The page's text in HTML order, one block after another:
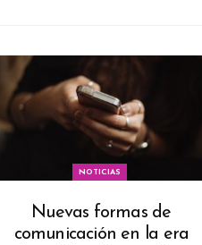
NOTICIAS
Nuevas formas de
comunicación en la era